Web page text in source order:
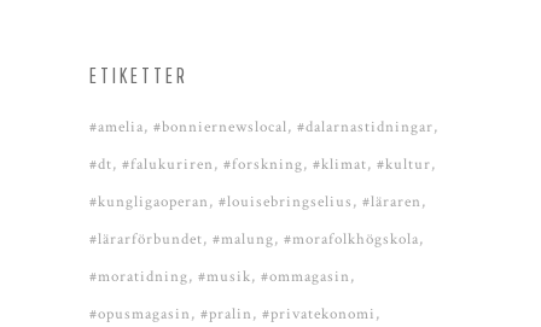
ETIKETTER
#amelia #bonniernewslocal #dalarnastidningar
#dt #falukuriren #forskning #klimat #kultur
#kungligaoperan #louisebringselius #läraren
#lärarförbundet #malung #morafolkhögskola
#moratidning #musik #ommagasin
#opusmagasin #pralin #privatekonomi